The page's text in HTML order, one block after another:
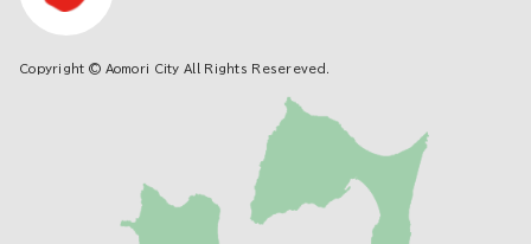
Copyright © Aomori City All Rights Resereved.